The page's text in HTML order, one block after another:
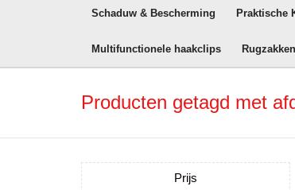
Schaduw & Bescherming Praktische
Multifunctionele haakclips Rugzakken
Producten getagd met
Prijs